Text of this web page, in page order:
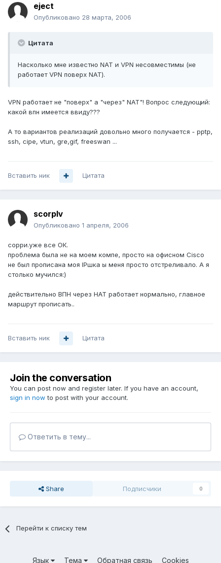
eject
Опубликовано 28 марта, 2006
Цитата
Насколько мне известно NAT и VPN несовместимы (не
работает VPN поверх NAT).
VPN работает не "поверх" а "через" NAT"! Вопрос следующий:
какой впн имеется ввиду???
А то вариантов реализаций довольно много получается - pptp,
ssh, cipe, vtun, gre,gif, freeswan ...
Вставить ник Цитата
scorplv
Опубликовано 1 апреля, 2006
сорри.уже все ОК.
проблема была не на моем компе, просто на офисном Cisco
не был прописана моя ІРшка ы меня просто отстреливало. А я
столько мучился:)
действительно ВПН через НАТ работает нормально, главное
маршрут прописать..
Вставить ник Цитата
Join the conversation
You can post now and register later. If you have an account,
sign in now to post with your account.
Ответить в тему...
Share Подписчики 0
Перейти к списку тем
Язык Тема Обратная связь Cookies